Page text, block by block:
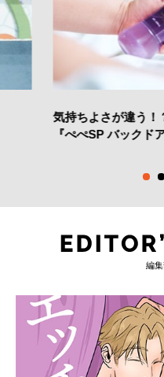
気持ちよさが違う！
『ぺぺSP バックド
編